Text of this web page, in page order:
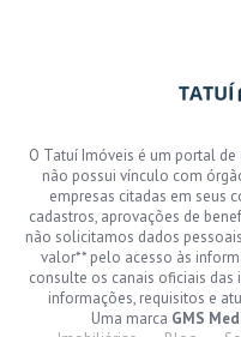
O Tatuí Imóveis é um portal
não possui vínculo com
empresas citadas em seus
cadastros, aprovações de
não solicitamos dados
valor** pelo acesso às
consulte os canais oficiais
informações, requisitos e
Uma marca GMS